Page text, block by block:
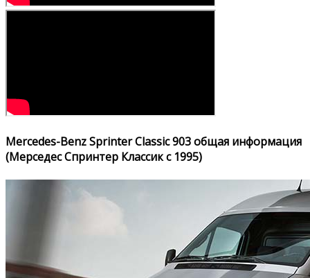
Mercedes-Benz Sprinter Classic 903 общая информация
(Мерседес Спринтер Классик с 1995)